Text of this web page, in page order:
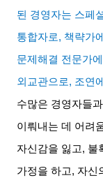
된 경영자는 스페
통합자로, 책략가
문제해결 전문가
외교관으로, 조연
수많은 경영자들
이뤄내는 데 어려
자신감을 잃고, 불
가정을 하고, 자신